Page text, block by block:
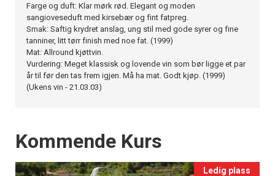
Farge og duft: Klar mørk rød. Elegant og moden
sangioveseduft med kirsebær og fint fatpreg.
Smak: Saftig krydret anslag, ung stil med gode syrer og fine
tanniner, litt tørr finish med noe fat. (1999)
Mat: Allround kjøttvin.
Vurdering: Meget klassisk og lovende vin som bør ligge et par
år til før den tas frem igjen. Må ha mat. Godt kjøp. (1999)
(Ukens vin - 21.03.03)
Events
Kommende Kurs
Ledig plass